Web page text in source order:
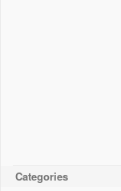
Categories